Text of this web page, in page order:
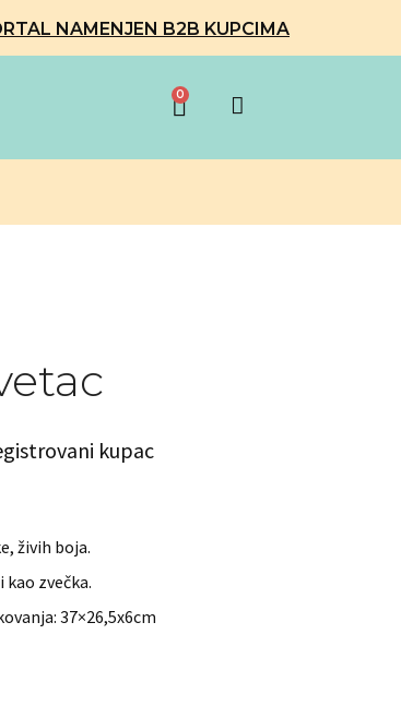
NAMENJEN B2B KUPCIMA
0
kupac
živih boja.
kao zvečka.
37×26,5x6cm